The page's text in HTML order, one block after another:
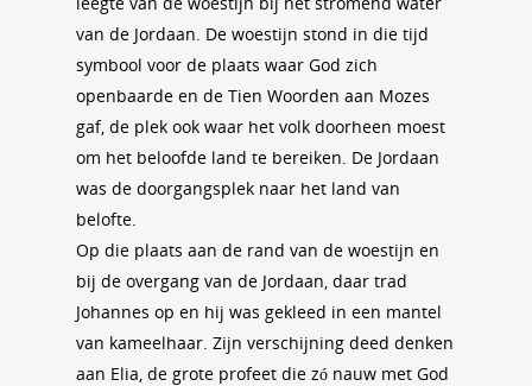
van de Jordaan. De woestijn stond in die tijd
symbool voor de plaats waar God zich
openbaarde en de Tien Woorden aan Mozes
gaf, de plek ook waar het volk doorheen moest
om het beloofde land te bereiken. De Jordaan
was de doorgangsplek naar het land van
belofte.
Op die plaats aan de rand van de woestijn en
bij de overgang van de Jordaan, daar trad
Johannes op en hij was gekleed in een mantel
van kameelhaar. Zijn verschijning deed denken
aan Elia, de grote profeet die zó nauw met God